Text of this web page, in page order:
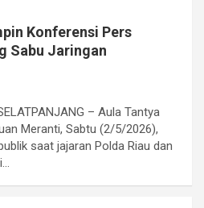
Konferensi Pers
Sabu Jaringan
– Aula Tantya
Meranti, Sabtu (2/5/2026),
saat jajaran Polda Riau dan